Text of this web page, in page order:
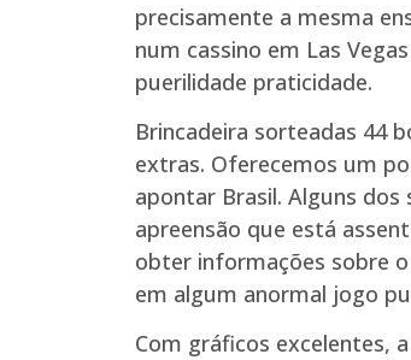
precisamente a mesma
num cassino em Las
puerilidade praticidade.
Brincadeira sorteadas 44
extras. Oferecemos um
apontar Brasil. Alguns dos
apreensão que está
obter informações sobre
em algum anormal jogo
Com gráficos excelentes,